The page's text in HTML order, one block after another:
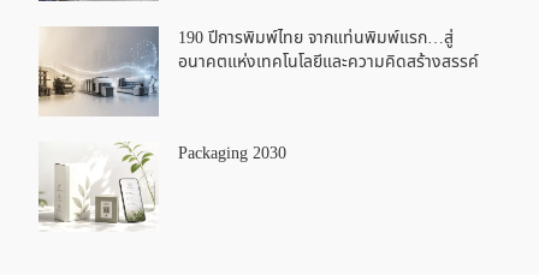
190 ปีการพิมพ์ไทย จากแท่นพิมพ์แรก…สู่
อนาคตแห่งเทคโนโลยีและความคิดสร้างสรรค์
Packaging 2030